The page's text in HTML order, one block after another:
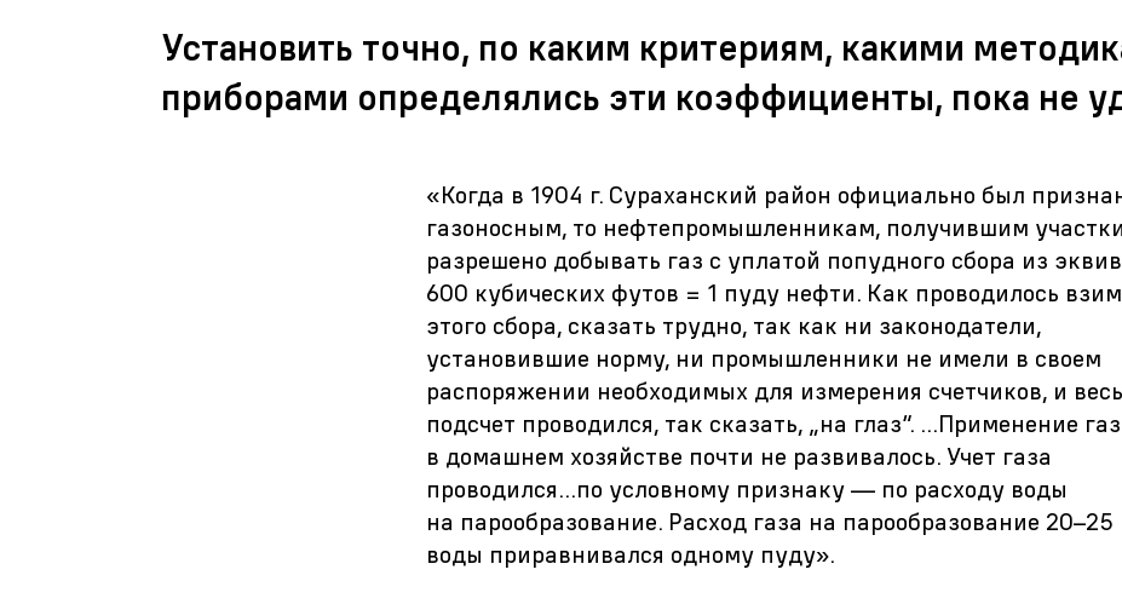
Установить точно, по каким критериям, какими
приборами определялись эти коэффициенты, пока не
«Когда в 1904 г. Сураханский район официально был
газоносным, то нефтепромышленникам, получившим
разрешено добывать газ с уплатой попудного сбора из
600 кубических футов = 1 пуду нефти. Как проводилось
этого сбора, сказать трудно, так как ни законодатели,
установившие норму, ни промышленники не имели в своем
распоряжении необходимых для измерения счетчиков, и весь
подсчет проводился, так сказать, „на глаз“. ...Применение
в домашнем хозяйстве почти не развивалось. Учет газа
проводился...по условному признаку — по расходу воды
на парообразование. Расход газа на парообразование 20–25
воды приравнивался одному пуду».